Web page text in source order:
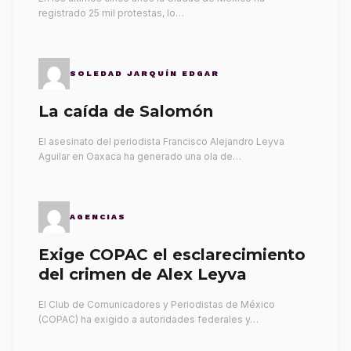
registrado 25 mil protestas, lo…
SOLEDAD JARQUÍN EDGAR
La caída de Salomón
El asesinato del periodista Francisco Alejandro Leyva
Aguilar en Oaxaca ha generado una ola de…
AGENCIAS
Exige COPAC el esclarecimiento
del crimen de Alex Leyva
El Club de Comunicadores y Periodistas de México
(COPAC) ha exigido a autoridades federales y…